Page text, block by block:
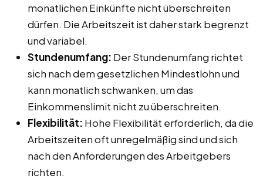
monatlichen Einkünfte nicht überschreiten
dürfen. Die Arbeitszeit ist daher stark begrenzt
und variabel.
Stundenumfang: Der Stundenumfang richtet
sich nach dem gesetzlichen Mindestlohn und
kann monatlich schwanken, um das
Einkommenslimit nicht zu überschreiten.
Flexibilität: Hohe Flexibilität erforderlich, da die
Arbeitszeiten oft unregelmäßig sind und sich
nach den Anforderungen des Arbeitgebers
richten.